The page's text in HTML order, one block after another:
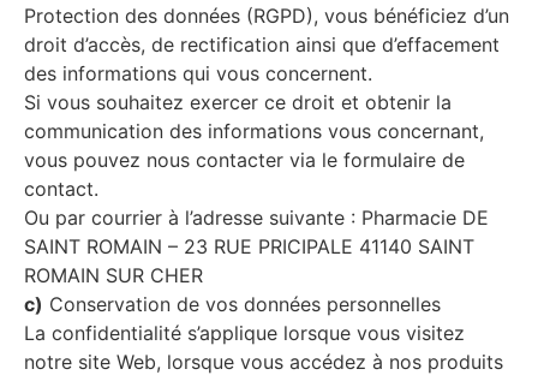
Protection des données (RGPD), vous bénéficiez d’un
droit d’accès, de rectification ainsi que d’effacement
des informations qui vous concernent.
Si vous souhaitez exercer ce droit et obtenir la
communication des informations vous concernant,
vous pouvez nous contacter via le formulaire de
contact.
Ou par courrier à l’adresse suivante : Pharmacie DE
SAINT ROMAIN – 23 RUE PRICIPALE 41140 SAINT
ROMAIN SUR CHER
c) Conservation de vos données personnelles
La confidentialité s’applique lorsque vous visitez
notre site Web, lorsque vous accédez à nos produits